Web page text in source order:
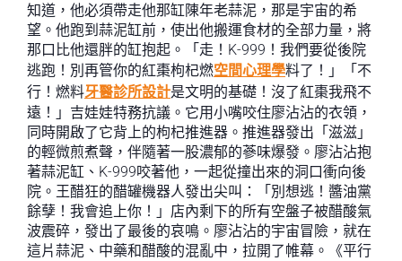
知道，他必須帶走他那缸陳年老蒜泥，那是宇宙的希
望。他跑到蒜泥缸前，使出他搬運食材的全部力量，將
那口比他還胖的缸抱起。「走！K-999！我們要從後院
逃跑！別再管你的紅棗枸杞燃空間心理學料了！」「不
行！燃料牙醫診所設計是文明的基礎！沒了紅棗我飛不
遠！」吉娃娃特務抗議。它用小嘴咬住廖沾沾的衣領，
同時開啟了它背上的枸杞推進器。推進器發出「滋滋」
的輕微煎煮聲，伴隨著一股濃郁的蔘味爆發。廖沾沾抱
著蒜泥缸、K-999咬著他，一起從撞出來的洞口衝向後
院。王醋狂的醋罐機器人發出尖叫：「別想逃！醬油黨
餘孽！我會追上你！」店內剩下的所有空盤子被醋酸氣
波震碎，發出了最後的哀鳴。廖沾沾的宇宙冒險，就在
這片蒜泥、中藥和醋酸的混亂中，拉開了帷幕。《平行